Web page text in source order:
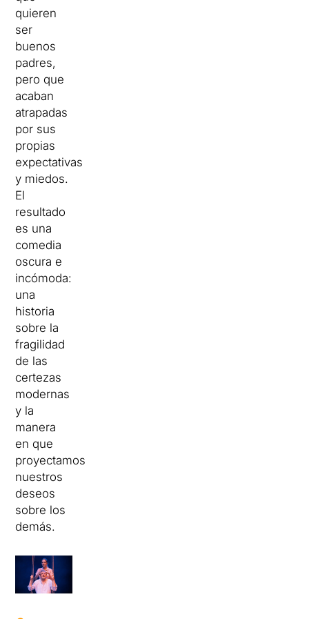
quieren
ser
buenos
padres,
pero que
acaban
atrapadas
por sus
propias
expectativas
y miedos.
El
resultado
es una
comedia
oscura e
incómoda:
una
historia
sobre la
fragilidad
de las
certezas
modernas
y la
manera
en que
proyectamos
nuestros
deseos
sobre los
demás.